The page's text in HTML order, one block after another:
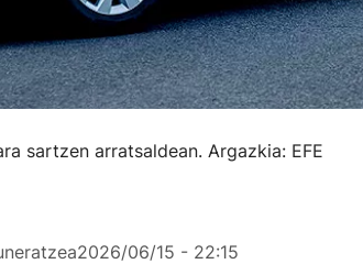
sartzen arratsaldean. Argazkia: EFE
2026/06/15 - 22:15